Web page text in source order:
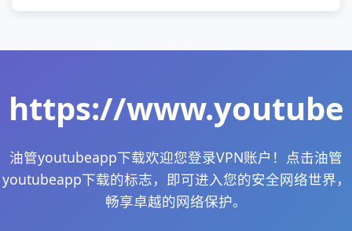
https://www.youtube
油管youtubeapp下载欢迎您登录VPN账户！点击油管
youtubeapp下载的标志，即可进入您的安全网络世界，
畅享卓越的网络保护。